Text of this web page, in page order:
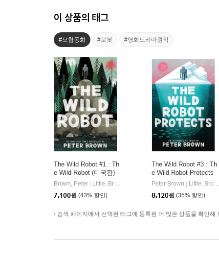
이 상품의 태그
#모험동화 #로봇 #영화드라마원작
The Wild Robot #1 : Th
e Wild Robot (미국판)
Brown, Peter
Little, Brown Books for Young Readers
7,100원 (43% 할인)
The Wild Robot #3 : Th
e Wild Robot Protects
(미국판)
Peter Brown
Little, Brown Books for Young Readers
8,120원 (35% 할인)
검색 페이지에서 선택된 태그에 등록된 더 많은 상품을 확인해